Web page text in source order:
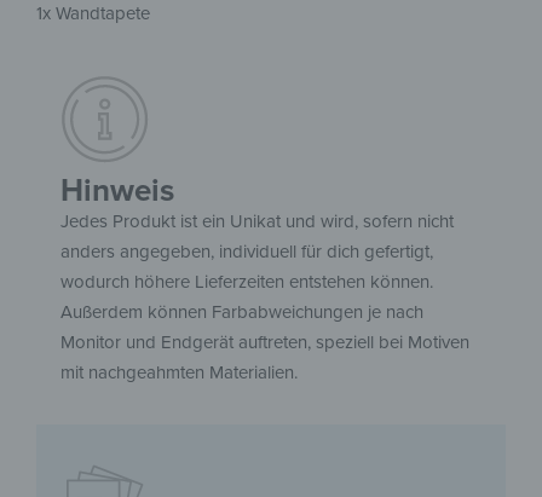
1x Wandtapete
Hinweis
Jedes Produkt ist ein Unikat und wird, sofern nicht
anders angegeben, individuell für dich gefertigt,
wodurch höhere Lieferzeiten entstehen können.
Außerdem können Farbabweichungen je nach
Monitor und Endgerät auftreten, speziell bei Motiven
mit nachgeahmten Materialien.